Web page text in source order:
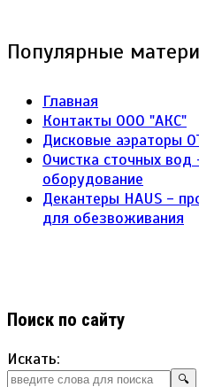
Популярные
Главная
Контакты ООО "АКС"
Дисковые аэраторы
Очистка сточных вод
оборудование
Декантеры HAUS -
для обезвоживания
Поиск по сайту
Искать:
🔍